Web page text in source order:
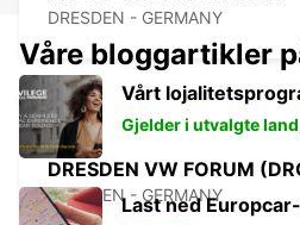
DRESDEN - GERMANY
DRESDEN VW FORUM
DRESDEN - GERMANY
Våre bloggartikler
Vårt
Gjelder i utvalgte
Last ned